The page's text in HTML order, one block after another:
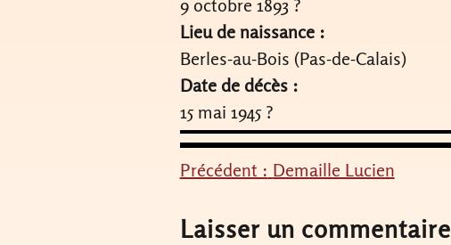
9 octobre 1893 ?
Lieu de naissance :
Berles-au-Bois (Pas-de-Calais)
Date de décès :
15 mai 1945 ?
Navigation
de
Précédent : Demaille Lucien
Laisser un commentaire